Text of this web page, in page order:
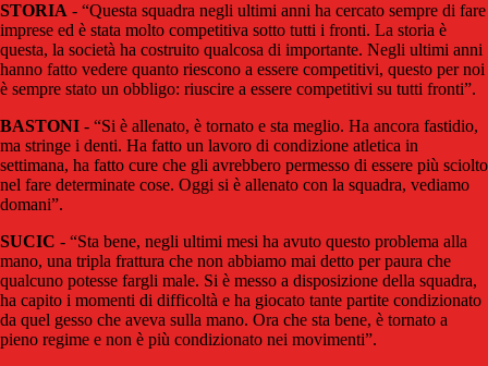
STORIA - “Questa squadra negli ultimi anni ha cercato sempre di fare
imprese ed è stata molto competitiva sotto tutti i fronti. La storia è
questa, la società ha costruito qualcosa di importante. Negli ultimi anni
hanno fatto vedere quanto riescono a essere competitivi, questo per noi
è sempre stato un obbligo: riuscire a essere competitivi su tutti fronti”.
BASTONI - “Si è allenato, è tornato e sta meglio. Ha ancora fastidio,
ma stringe i denti. Ha fatto un lavoro di condizione atletica in
settimana, ha fatto cure che gli avrebbero permesso di essere più sciolto
nel fare determinate cose. Oggi si è allenato con la squadra, vediamo
domani”.
SUCIC - “Sta bene, negli ultimi mesi ha avuto questo problema alla
mano, una tripla frattura che non abbiamo mai detto per paura che
qualcuno potesse fargli male. Si è messo a disposizione della squadra,
ha capito i momenti di difficoltà e ha giocato tante partite condizionato
da quel gesso che aveva sulla mano. Ora che sta bene, è tornato a
pieno regime e non è più condizionato nei movimenti”.